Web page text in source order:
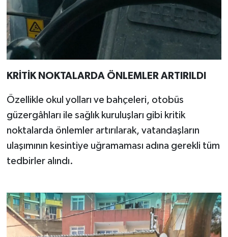
KRİTİK NOKTALARDA ÖNLEMLER ARTIRILDI
Özellikle okul yolları ve bahçeleri, otobüs
güzergâhları ile sağlık kuruluşları gibi kritik
noktalarda önlemler artırılarak, vatandaşların
ulaşımının kesintiye uğramaması adına gerekli tüm
tedbirler alındı.